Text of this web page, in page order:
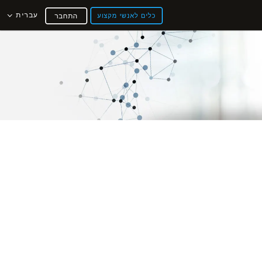
כלים לאנשי מקצוע עברית התחבר